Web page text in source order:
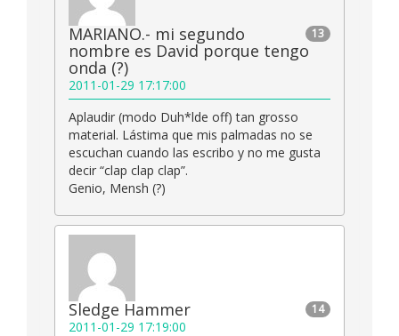
13
MARIANO.- mi segundo
nombre es David porque tengo
onda (?)
2011-01-29 17:17:00
Aplaudir (modo Duh*lde off) tan grosso
material. Lástima que mis palmadas no se
escuchan cuando las escribo y no me gusta
decir “clap clap clap”.
Genio, Mensh (?)
14
Sledge Hammer
2011-01-29 17:19:00